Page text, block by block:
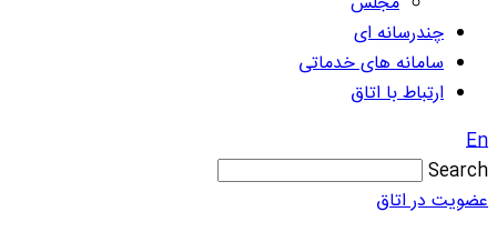
چندرسانه ای
سامانه های خدماتی
ارتباط با اتاق
En
Search
عضویت در اتاق